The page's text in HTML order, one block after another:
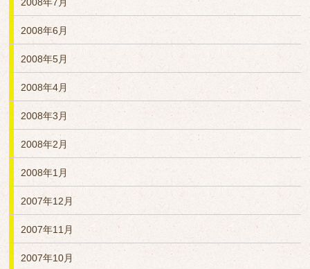
2008年6月
2008年5月
2008年4月
2008年3月
2008年2月
2008年1月
2007年12月
2007年11月
2007年10月